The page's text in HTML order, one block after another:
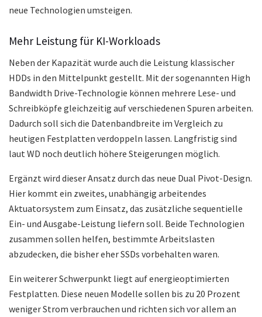
neue Technologien umsteigen.
Mehr Leistung für KI-Workloads
Neben der Kapazität wurde auch die Leistung klassischer
HDDs in den Mittelpunkt gestellt. Mit der sogenannten High
Bandwidth Drive-Technologie können mehrere Lese- und
Schreibköpfe gleichzeitig auf verschiedenen Spuren arbeiten.
Dadurch soll sich die Datenbandbreite im Vergleich zu
heutigen Festplatten verdoppeln lassen. Langfristig sind
laut WD noch deutlich höhere Steigerungen möglich.
Ergänzt wird dieser Ansatz durch das neue Dual Pivot-Design.
Hier kommt ein zweites, unabhängig arbeitendes
Aktuatorsystem zum Einsatz, das zusätzliche sequentielle
Ein- und Ausgabe-Leistung liefern soll. Beide Technologien
zusammen sollen helfen, bestimmte Arbeitslasten
abzudecken, die bisher eher SSDs vorbehalten waren.
Ein weiterer Schwerpunkt liegt auf energieoptimierten
Festplatten. Diese neuen Modelle sollen bis zu 20 Prozent
weniger Strom verbrauchen und richten sich vor allem an